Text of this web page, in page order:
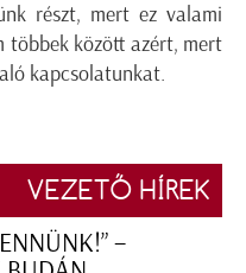
részt, mert ez valami
többek között azért, mert
kapcsolatunkat.
VEZETŐ HÍREK
–